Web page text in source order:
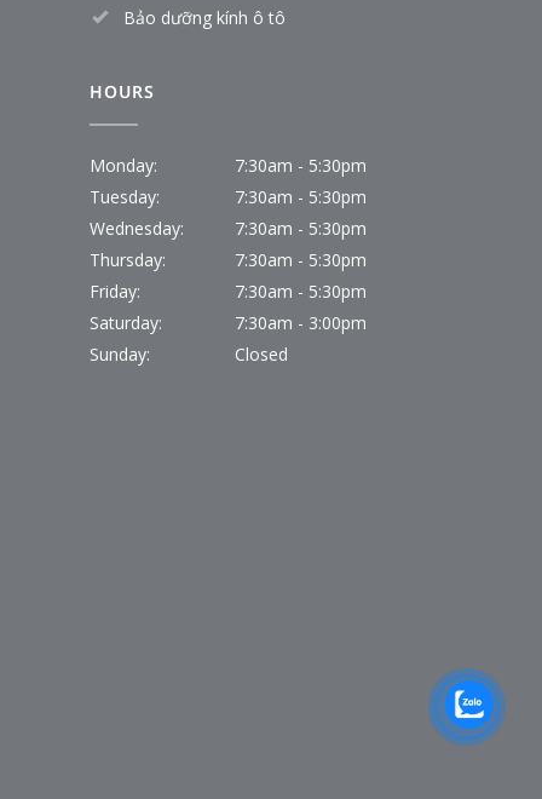
Bảo dưỡng kính ô tô
HOURS
Monday:
7:30am - 5:30pm
Tuesday:
7:30am - 5:30pm
Wednesday:
7:30am - 5:30pm
Thursday:
7:30am - 5:30pm
Friday:
7:30am - 5:30pm
Saturday:
7:30am - 3:00pm
Sunday:
Closed